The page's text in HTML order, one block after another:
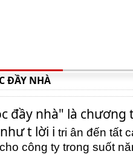
ĐẦY NHÀ
đầy nhà" là
t lời i tri ân đến tất
công ty trong suốt